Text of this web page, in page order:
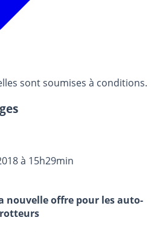
sont soumises à conditions.
à 15h29min
nouvelle offre pour les auto-